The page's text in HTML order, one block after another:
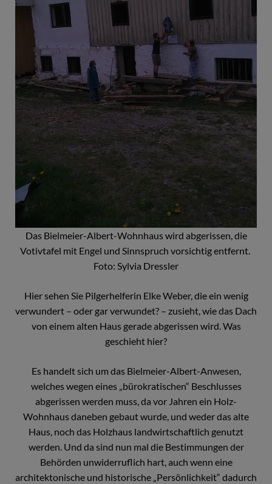
Das Bielmeier-Albert-Wohnhaus wird abgerissen, die
Votivtafel mit Engel und Sinnspruch vorsichtig entfernt.
Foto: Sylvia Dressler
Hier sehen Sie Pilgerhelferin Elke Weber, die ein wenig
verwundert – oder gar verwundet? – zusieht, wie das Dach
von einem alten Haus gerade abgerissen wird. Was
geschieht hier?
Es handelt sich um das Bielmeier-Albert-Anwesen,
welches wegen eines „bürokratischen“ Beschlusses
abgerissen werden muss, da vor Jahren ein Holz-
Wohnhaus daneben gebaut wurde, und weder das alte
Haus, noch das Holzhaus landwirtschaftlich genutzt
werden. Und da sind nun mal die Bestimmungen der
Behörden unwiderruflich hart, auch wenn eine
architektonische und historische „Persönlichkeit“ dadurch